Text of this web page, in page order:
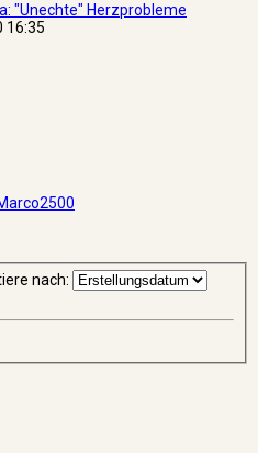
"Unechte" Herzprobleme
16:35
nach: